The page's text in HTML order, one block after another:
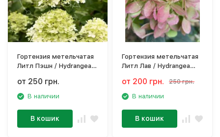
Гортензия метельчатая
Литл Пэшн / Hydrangea
Passion'
от 250 грн.
В наличии
В кошик
Гортензия метельчатая
Литл Лав / Hydrangea
Love'
от 200 грн. 250 грн.
В наличии
В кошик